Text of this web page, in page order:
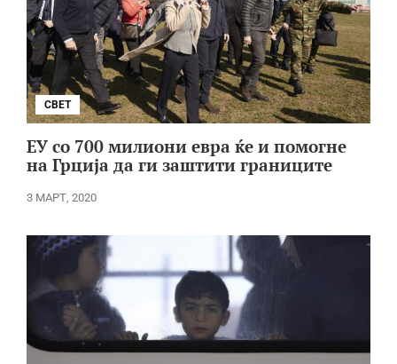
СВЕТ
ЕУ со 700 милиони евра ќе и помогне
на Грција да ги заштити границите
3 МАРТ, 2020